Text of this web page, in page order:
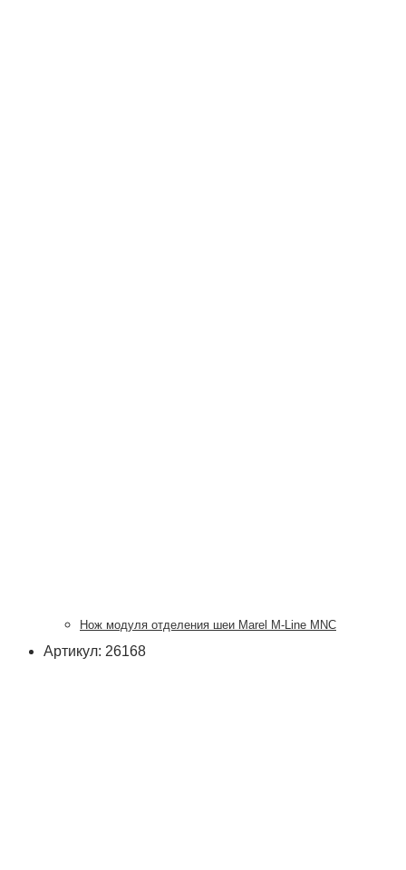
Нож модуля отделения шеи Marel M-Line MNC
Артикул: 26168